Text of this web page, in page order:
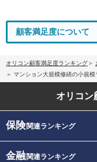
顧客満足度について
オリコン顧客満足度ランキング
マンション大規模修繕の小規
オリコン
保険関連ランキング
金融関連ランキング